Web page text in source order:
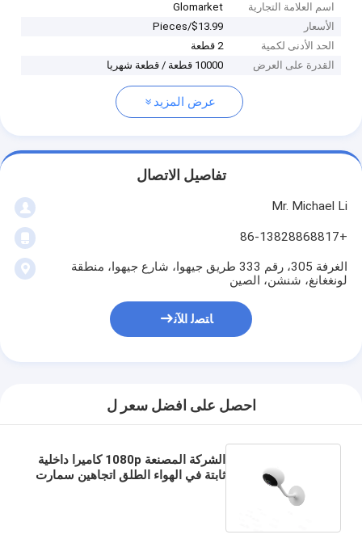
اسم العلامة التجارية
Glomarket
الأسعار
$13.99/Pieces
الحد الأدنى لكمية
2 قطعة
القدرة على العرض
10000 قطعة / قطعة شهريا
عرض المزيد
تفاصيل الاتصال
Mr. Michael Li
+86-13828868817
الغرفة 305، رقم 333 طريق جيهوا، شارع جيهوا، منطقة
لونغغانغ، شنشن، الصين
ﺎﺘﺼﻟ ﺍﻶﻧ
احصل على افضل سعر ل
الشركة المصنعة 1080p كاميرا داخلية
ثابتة في الهواء الطلق اتجاهين سمارت